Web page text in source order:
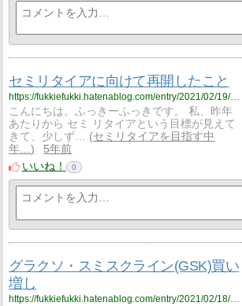
セミリタイアに向けて再開したこと
https://fukkiefukki.hatenablog.com/entry/2021/02/19/221241
こんにちは。ふっきーふっきです。 私、昨年
あたりから セミ リタイアという目標が見えて
きて、少しず…
セミリタイアを目指す中
年…
5年前
いいね！
0
グラクソ・スミスクライン(GSK)買い
増し
https://fukkiefukki.hatenablog.com/entry/2021/02/18/205609